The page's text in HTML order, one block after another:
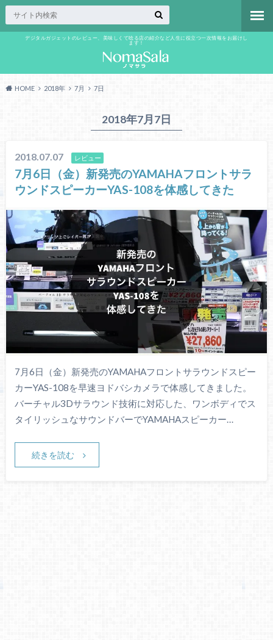
デジタルガジェットのレビュー、美味しくて唸る店の紹介など人生に役立つ一次情報をお届けし
ます！
HOME 2018年 7月 7日
2018年7月7日
2018.07.07 レビュー
7月6日（金）新発売のYAMAHAフロントサラ
ウンドスピーカーYAS-108を体感してきた
7月6日（金）新発売のYAMAHAフロントサラウンドスピー
カーYAS-108を早速ヨドバシカメラで体感してきました。
バーチャル3Dサラウンド技術に対応した、ワンボディでス
タイリッシュなサウンドバーでYAMAHAスピーカー…
続きを読む